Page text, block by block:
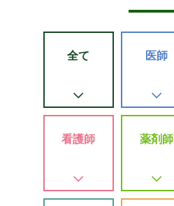
全て 医師
看護師 薬剤師